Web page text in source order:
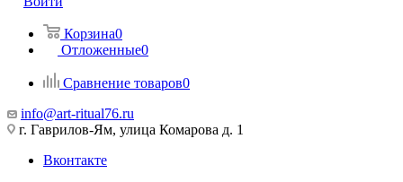
Корзина0
Отложенные0
Сравнение товаров0
info@art-ritual76.ru
г. Гаврилов-Ям, улица Комарова д. 1
Вконтакте